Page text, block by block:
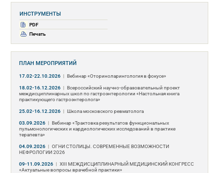
ИНСТРУМЕНТЫ
PDF
Печать
ПЛАН МЕРОПРИЯТИЙ
17.02-22.10.2026 | Вебинар «Оториноларингология в фокусе»
18.02-16.12.2026 | Всероссийский научно-образовательный проект
междисциплинарных школ по гастроэнтерологии «Настольная книга
практикующего гастроэнтеролога»
25.02-16.12.2026 | Школа московского ревматолога
03.09.2026 | Вебинар «Трактовка результатов функциональных
пульмонологических и кардиологических исследований в практике
терапевта»
04.09.2026 | ОГНИ СТОЛИЦЫ. СОВРЕМЕННЫЕ ВОЗМОЖНОСТИ
НЕФРОЛОГИИ 2026
09-11.09.2026 | ХIII МЕЖДИСЦИПЛИНАРНЫЙ МЕДИЦИНСКИЙ КОНГРЕСС
«Актуальные вопросы врачебной практики»